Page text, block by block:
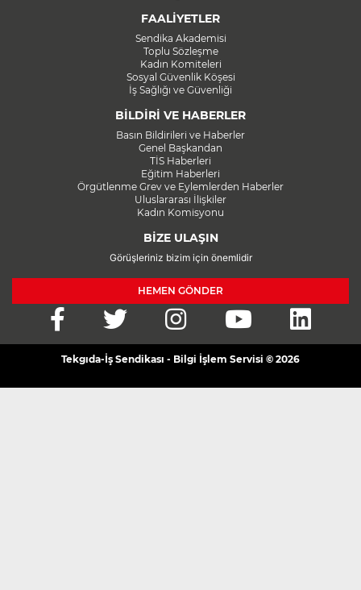
FAALİYETLER
Sendika Akademisi
Toplu Sözleşme
Kadın Komiteleri
Sosyal Güvenlik Köşesi
İş Sağlığı ve Güvenliği
BİLDİRİ VE HABERLER
Basın Bildirileri ve Haberler
Genel Başkandan
TİS Haberleri
Eğitim Haberleri
Örgütlenme Grev ve Eylemlerden Haberler
Uluslararası İlişkiler
Kadın Komisyonu
BİZE ULAŞIN
Görüşleriniz bizim için önemlidir
HEMEN GÖNDER
Tekgıda-İş Sendikası - Bilgi İşlem Servisi © 2026